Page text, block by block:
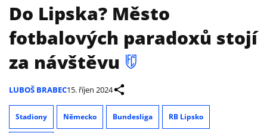
Do Lipska? Město
fotbalových paradoxů stojí
za návštěvu
LUBOŠ BRABEC15. říjen 2024
Stadiony Německo Bundesliga RB Lipsko